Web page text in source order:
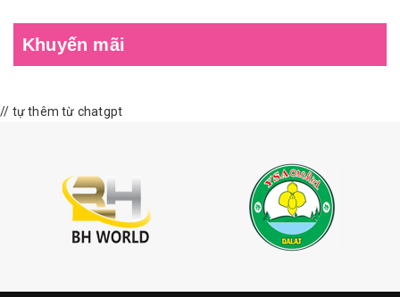
Khuyến mãi
// tự thêm từ chatgpt